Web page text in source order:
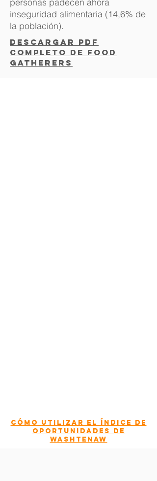
inseguridad alimentaria (14,6% de
la población).
Descargar PDF
completo de Food
Gatherers
Cómo utilizar el índice de
oportunidades de
Washtenaw